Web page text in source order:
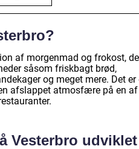
af morgenmad og frokost,
såsom friskbagt brød,
og meget mere. Det er
afslappet atmosfære på en af
Vesterbro udviklet